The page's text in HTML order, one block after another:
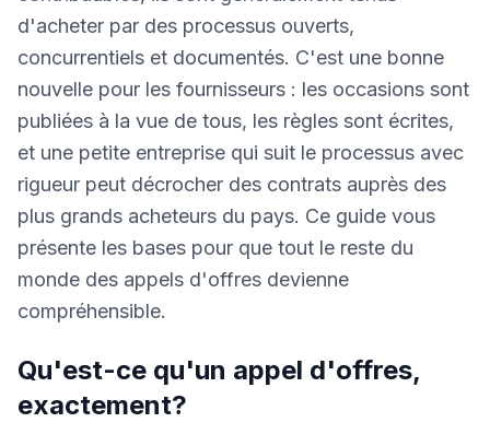
d'acheter par des processus ouverts,
concurrentiels et documentés. C'est une bonne
nouvelle pour les fournisseurs : les occasions sont
publiées à la vue de tous, les règles sont écrites,
et une petite entreprise qui suit le processus avec
rigueur peut décrocher des contrats auprès des
plus grands acheteurs du pays. Ce guide vous
présente les bases pour que tout le reste du
monde des appels d'offres devienne
compréhensible.
Qu'est-ce qu'un appel d'offres,
exactement?